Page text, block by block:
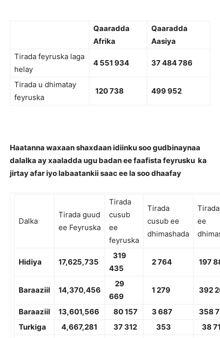
Qaaradda
Afrika
Qaaradda
Aasiya
Tirada feyruska laga
helay
4 551 934 37 484 786
Tirada u dhimatay
feyruska
120 738 499 952
Haatanna waxaan shaxdaan idiinku soo gudbinaynaa
dalalka ay xaaladda ugu badan ee faafista feyrusku ka
jirtay afar iyo labaatankii saac ee la soo dhaafay
Dalka
Tirada guud
ee Feyruska
Tirada
cusub
ee
feyruska
Tirada
cusub ee
dhimashada
ee
Hidiya 17,625,735
319
435
2 764 197
Baraaziil 14,370,456
29
669
1 279 392
Baraaziil 13,601,566 80 157 3 687
358
Turkiga
4,667,281 37 312 353
38